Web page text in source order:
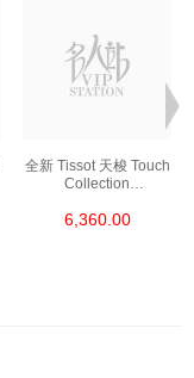
全新 Tissot 天梭 Touch
Collection
6,360.00